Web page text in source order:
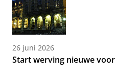
26 juni 2026
Start werving nieuwe